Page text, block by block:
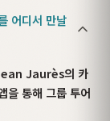
어디서 만날
Jaurès의 카
을 통해 그룹 투어